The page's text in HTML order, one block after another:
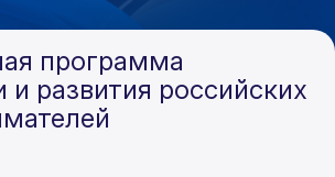
программа
развития российских